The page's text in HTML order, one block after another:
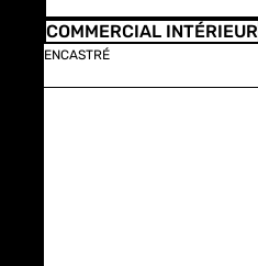
COMMERCIAL INTÉRIEUR
ENCASTRÉ